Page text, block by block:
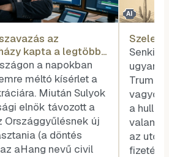
az
kapta a legtöbb
a napokban
méltó kísérlet a
Miután Sulyok
elnök távozott a
Országgyűlésnek új
(a döntés
aHang nevű civil
AI
Szele
Senkit
Trump
a
az
fizetése